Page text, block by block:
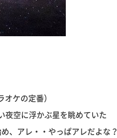
ケの定番）
夜空に浮かぶ星を眺めていた
、アレ・・やっぱアレだよな？